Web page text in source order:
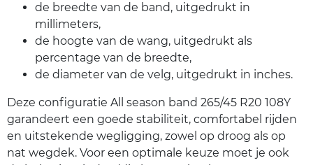
de breedte van de band, uitgedrukt in
millimeters,
de hoogte van de wang, uitgedrukt als
percentage van de breedte,
de diameter van de velg, uitgedrukt in inches.
Deze configuratie All season band 265/45 R20 108Y
garandeert een goede stabiliteit, comfortabel rijden
en uitstekende wegligging, zowel op droog als op
nat wegdek. Voor een optimale keuze moet je ook